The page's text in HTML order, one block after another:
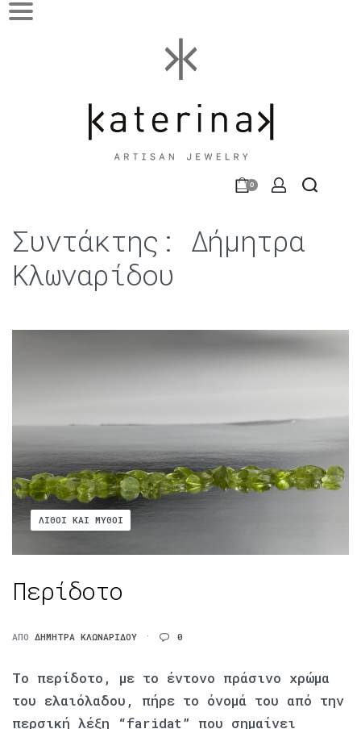
0
Συντάκτης: Δήμητρα
Κλωναρίδου
ΛΊΘΟΙ ΚΑΙ ΜΎΘΟΙ
Περίδοτο
ΑΠΌ ΔΉΜΗΤΡΑ ΚΛΩΝΑΡΊΔΟΥ 0
Το περίδοτο, με το έντονο πράσινο χρώμα
του ελαιόλαδου, πήρε το όνομά του από την
περσική λέξη “faridat” που σημαίνει